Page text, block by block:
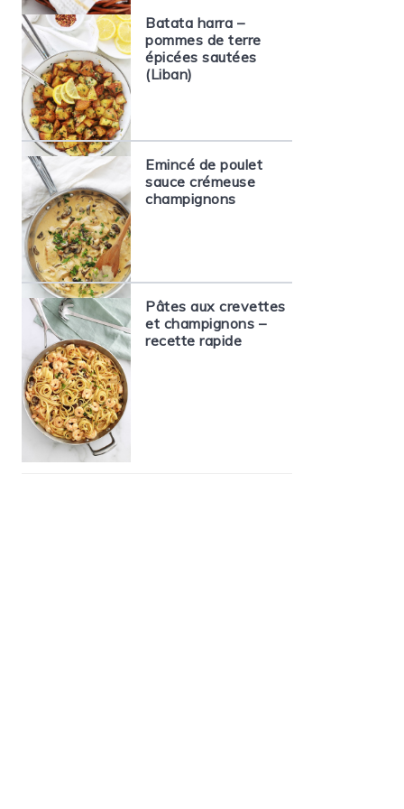
Batata harra –
pommes de terre
épicées sautées
(Liban)
Emincé de poulet
sauce crémeuse
champignons
Pâtes aux crevettes
et champignons –
recette rapide